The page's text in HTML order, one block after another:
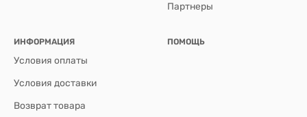
Партнеры
ИНФОРМАЦИЯ
Условия оплаты
Условия доставки
Возврат товара
ПОМОЩЬ